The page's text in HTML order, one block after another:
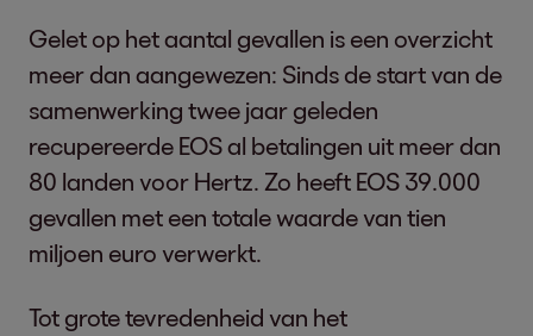
Gelet op het aantal gevallen is een overzicht
meer dan aangewezen: Sinds de start van de
samenwerking twee jaar geleden
recupereerde EOS al betalingen uit meer dan
80 landen voor Hertz. Zo heeft EOS 39.000
gevallen met een totale waarde van tien
miljoen euro verwerkt.
Tot grote tevredenheid van het